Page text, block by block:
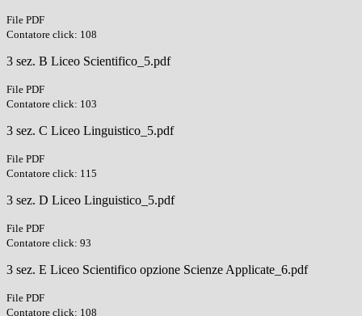
File PDF
Contatore click: 108
3 sez. B Liceo Scientifico_5.pdf
File PDF
Contatore click: 103
3 sez. C Liceo Linguistico_5.pdf
File PDF
Contatore click: 115
3 sez. D Liceo Linguistico_5.pdf
File PDF
Contatore click: 93
3 sez. E Liceo Scientifico opzione Scienze Applicate_6.pdf
File PDF
Contatore click: 108